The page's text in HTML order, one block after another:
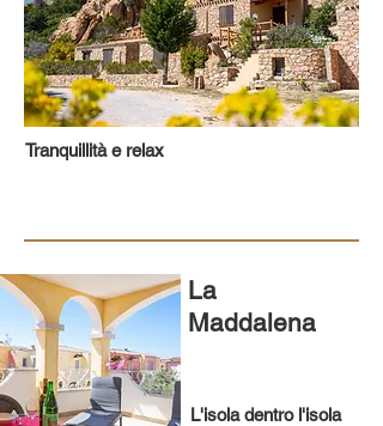
Tranquillità e relax
La
Maddalena
L'isola dentro l'isola